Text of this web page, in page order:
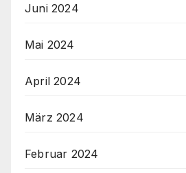
Juni 2024
Mai 2024
April 2024
März 2024
Februar 2024